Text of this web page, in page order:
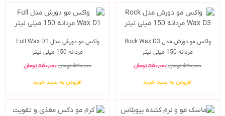
واکس مو دورش مدل Rock Wax D3
مردانه 150 میلی لیتر
۵۸۰,۰۰۰تومان۵۵۰,۰۰۰تومان
افزودن به سبد خرید
واکس مو دورش مدل Full Wax D1
مردانه 150 میلی لیتر
۵۸۰,۰۰۰تومان۵۵۰,۰۰۰تومان
افزودن به سبد خرید